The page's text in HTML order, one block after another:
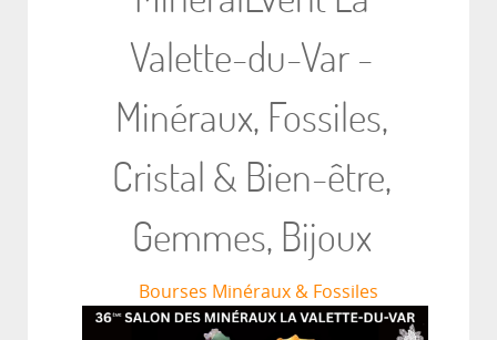
Valette-du-Var -
Minéraux, Fossiles,
Cristal & Bien-être,
Gemmes, Bijoux
Bourses Minéraux & Fossiles